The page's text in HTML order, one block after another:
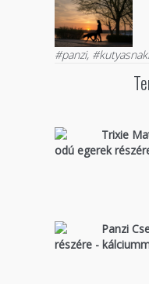
#panzi,
Trixie
odú egerek
Panzi
részére -